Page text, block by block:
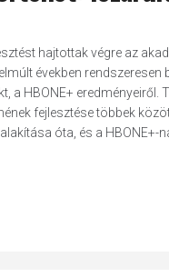
hajtottak végre az
években
a HBONE+
fejlesztése többek
óta, és a HBONE+-